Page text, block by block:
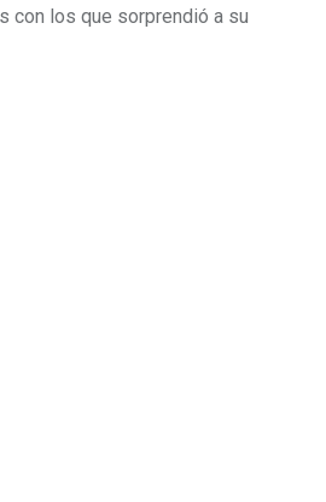
con los que sorprendió a su